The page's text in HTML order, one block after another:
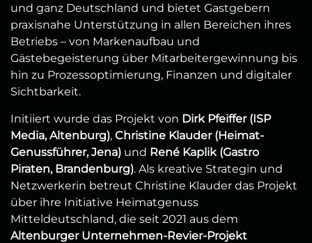
und ganz Deutschland und bietet Gastgebern
praxisnahe Unterstützung in allen Bereichen ihres
Betriebs – von Markenaufbau und
Gästebegeisterung über Mitarbeitergewinnung bis
hin zu Prozessoptimierung, Finanzen und digitaler
Sichtbarkeit.
Initiiert wurde das Projekt von Dirk Pfeiffer (ISP
Media, Altenburg), Christine Klauder (Heimat-
Genussführer, Jena) und René Kaplik (Gastro
Piraten, Brandenburg). Als kreative Strategin und
Netzwerkerin betreut Christine Klauder das Projekt
über ihre Initiative Heimatgenuss
Mitteldeutschland, die seit 2021 aus dem
Altenburger Unternehmen-Revier-Projekt